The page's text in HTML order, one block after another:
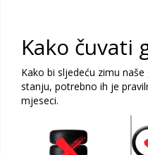
Kako čuvati
Kako bi sljedeću zimu
stanju, potrebno ih je
mjeseci.